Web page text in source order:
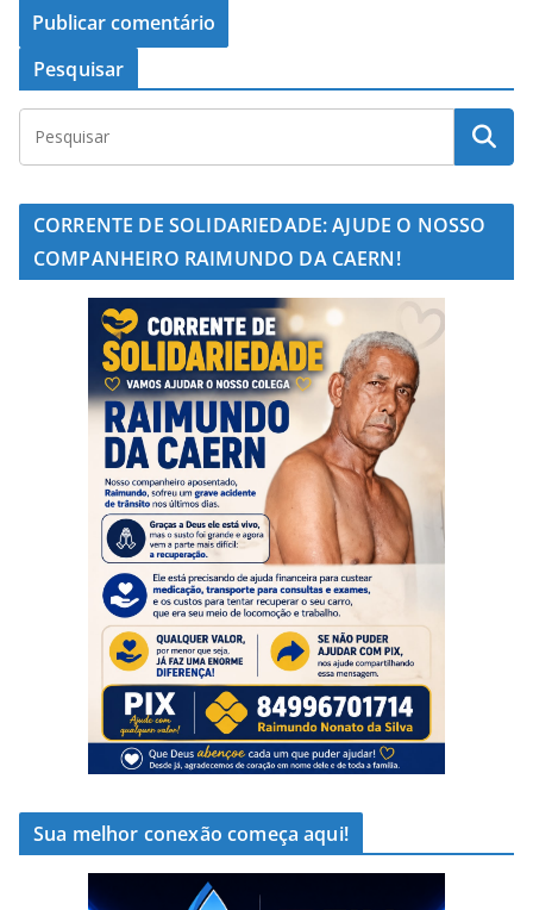
Pesquisar
CORRENTE DE SOLIDARIEDADE: AJUDE O NOSSO
COMPANHEIRO RAIMUNDO DA CAERN!
Sua melhor conexão começa aqui!